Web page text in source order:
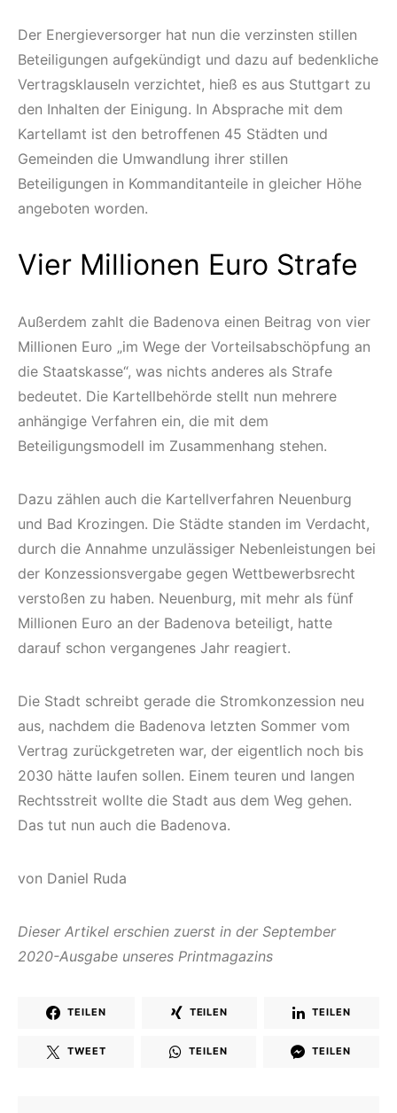
Der Energieversorger hat nun die verzinsten stillen
Beteiligungen aufgekündigt und dazu auf bedenkliche
Vertragsklauseln verzichtet, hieß es aus Stuttgart zu
den Inhalten der Einigung. In Absprache mit dem
Kartellamt ist den betroffenen 45 Städten und
Gemeinden die Umwandlung ihrer stillen
Beteiligungen in Kommanditanteile in gleicher Höhe
angeboten worden.
Vier Millionen Euro Strafe
Außerdem zahlt die Badenova einen Beitrag von vier
Millionen Euro „im Wege der Vorteilsabschöpfung an
die Staatskasse“, was nichts anderes als Strafe
bedeutet. Die Kartellbehörde stellt nun mehrere
anhängige Verfahren ein, die mit dem
Beteiligungsmodell im Zusammenhang stehen.
Dazu zählen auch die Kartellverfahren Neuenburg
und Bad Krozingen. Die Städte standen im Verdacht,
durch die Annahme unzulässiger Nebenleistungen bei
der Konzessionsvergabe gegen Wettbewerbsrecht
verstoßen zu haben. Neuenburg, mit mehr als fünf
Millionen Euro an der Badenova beteiligt, hatte
darauf schon vergangenes Jahr reagiert.
Die Stadt schreibt gerade die Stromkonzession neu
aus, nachdem die Badenova letzten Sommer vom
Vertrag zurückgetreten war, der eigentlich noch bis
2030 hätte laufen sollen. Einem teuren und langen
Rechtsstreit wollte die Stadt aus dem Weg gehen.
Das tut nun auch die Badenova.
von Daniel Ruda
Dieser Artikel erschien zuerst in der September
2020-Ausgabe unseres Printmagazins
TEILEN TEILEN TEILEN
TWEET TEILEN TEILEN